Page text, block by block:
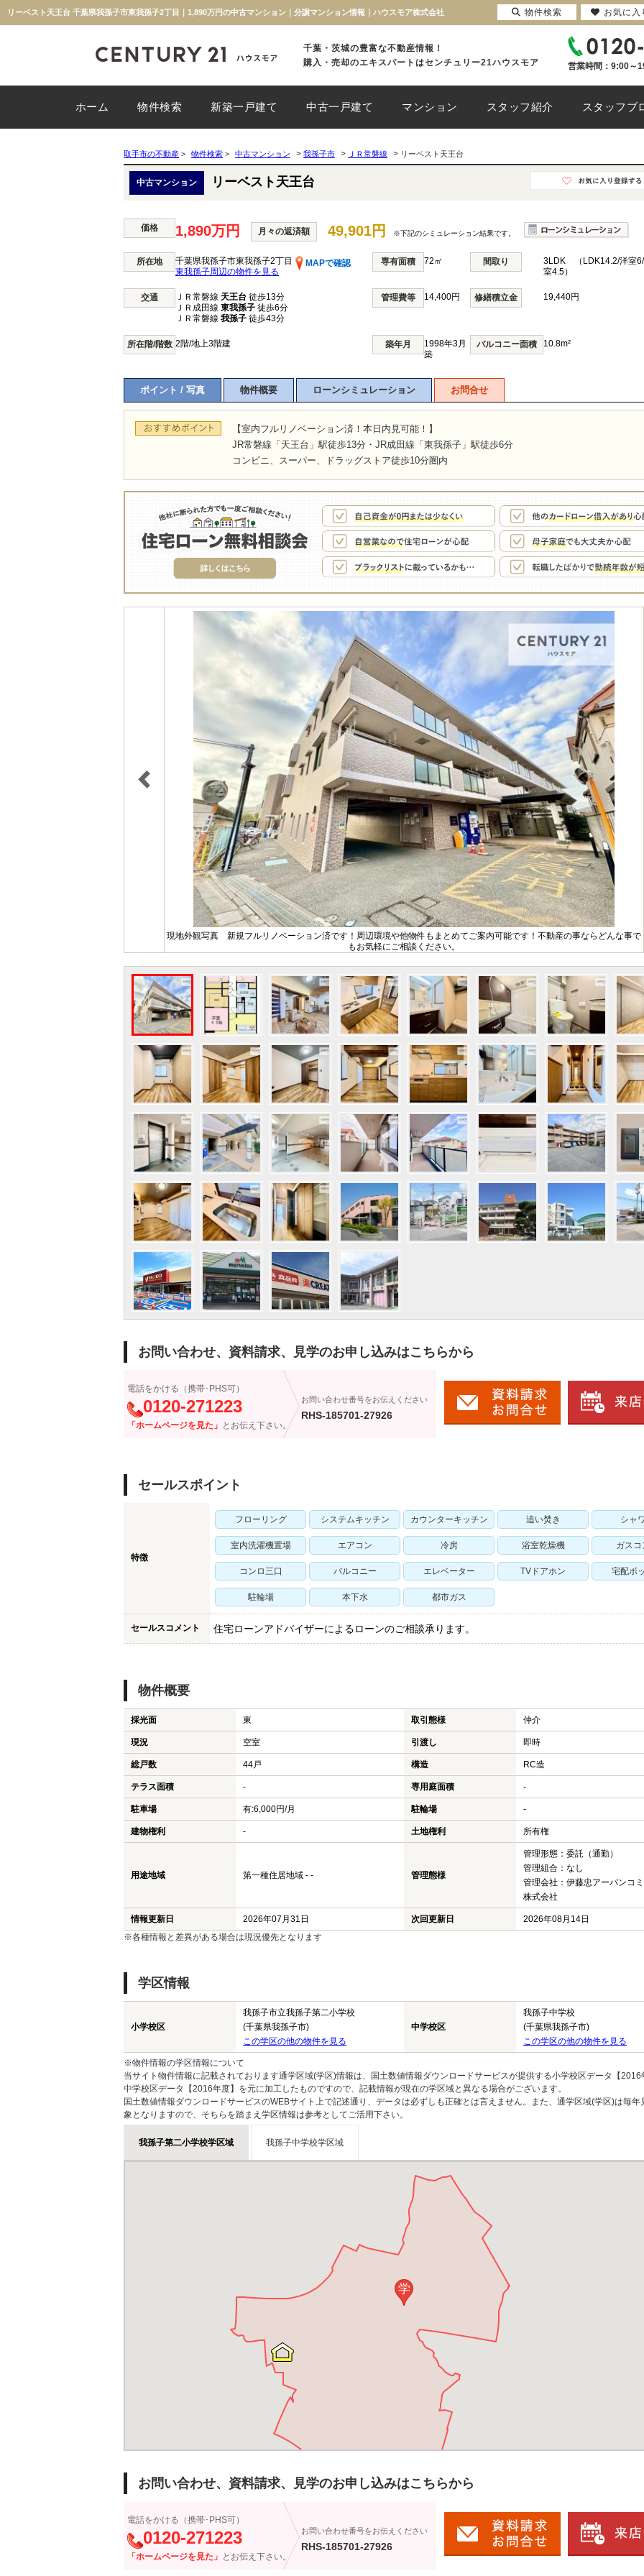
リーベスト天王台 千葉県我孫子市東我孫子2丁目｜1,890万円の中古マンション｜分譲マンション情報｜ハウスモア株式会社
千葉・茨城の豊富な不動産情報！
購入・売却のエキスパートはセンチュリー21ハウスモア
営業時間：9:00～
ホーム 物件検索 新築一戸建て 中古一戸建て マンション スタッフ紹介 スタッフブ
取手市の不動産 > 物件検索 > 中古マンション > 我孫子市 > ＪＲ常磐線 > リーベスト天王台
中古マンション リーベスト天王台
価格 1,890万円 月々の返済額 49,901円 ※下記のシミュレーション結果です。
所在地 千葉県我孫子市東我孫子2丁目
MAPで確認
東我孫子周辺の物件を見る
専有面積 72㎡ 間取り
3LDK （LDK14.2/洋室
室4.5）
交通 ＪＲ常磐線 天王台 徒歩13分
ＪＲ成田線 東我孫子 徒歩6分
ＪＲ常磐線 我孫子 徒歩43分
管理費等 14,400円 修繕積立金 19,440円
所在階/階数 2階/地上3階建 築年月
1998年3月
築
バルコニー面積 10.8m²
ポイント / 写真 物件概要 ローンシミュレーション お問合せ
【室内フルリノベーション済！本日内見可能！】
JR常磐線「天王台」駅徒歩13分・JR成田線「東我孫子」駅徒歩6分
コンビニ、スーパー、ドラッグストア徒歩10分圏内
現地外観写真 新規フルリノベーション済です！周辺環境や他物件もまとめてご案内可能です！不動産の事ならどんな事で
もお気軽にご相談ください。
お問い合わせ、資料請求、見学のお申し込みはこちらから
電話をかける（携帯･PHS可）
0120-271223
「ホームページを見た」 とお伝え下さい。
お問い合わせ番号をお伝えください
RHS-185701-27926
セールスポイント
特徴
フローリング システムキッチン カウンターキッチン 追い焚き シャ
室内洗濯機置場 エアコン 冷房 浴室乾燥機 ガスコ
コンロ三口 バルコニー エレベーター TVドアホン 宅配ボ
駐輪場 本下水 都市ガス
セールスコメント 住宅ローンアドバイザーによるローンのご相談承ります。
物件概要
採光面 東 取引態様 仲介
現況 空室 引渡し 即時
総戸数 44戸 構造 RC造
テラス面積 - 専用庭面積 -
駐車場 有:6,000円/月 駐輪場 -
建物権利 - 土地権利 所有権
用途地域 第一種住居地域 - - 管理態様
管理形態：委託（通勤）
管理組合：なし
管理会社：伊藤忠アーバンコ
株式会社
情報更新日 2026年07月31日 次回更新日
2026年08月14日
※各種情報と差異がある場合は現況優先となります
学区情報
小学校区
我孫子市立我孫子第二小学校
(千葉県我孫子市)
この学区の他の物件を見る
中学校区
我孫子中学校
(千葉県我孫子市)
この学区の他の物件を見る
※物件情報の学区情報について
当サイト物件情報に記載されております通学区域(学区)情報は、国土数値情報ダウンロードサービスが提供する小学校区データ【2016
中学校区データ【2016年度】を元に加工したものですので、記載情報が現在の学区域と異なる場合がございます。
国土数値情報ダウンロードサービスのWEBサイト上で記述通り、データは必ずしも正確とは言えません。また、通学区域(学区)は毎年
象となりますので、そちらを踏まえ学区情報は参考としてご活用下さい。
我孫子第二小学校学区域 我孫子中学校学区域
学
お問い合わせ、資料請求、見学のお申し込みはこちらから
電話をかける（携帯･PHS可）
0120-271223
「ホームページを見た」 とお伝え下さい。
お問い合わせ番号をお伝えください
RHS-185701-27926
物件検索 お気に入